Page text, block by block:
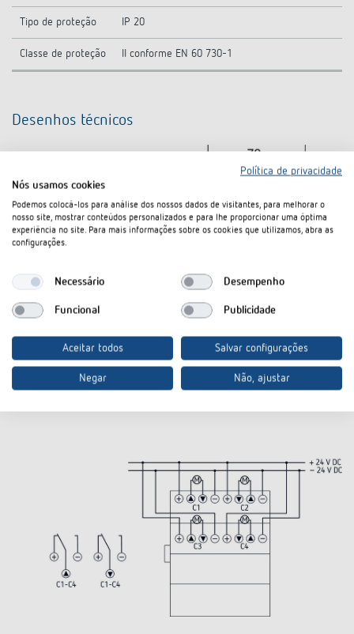
Tipo de proteção IP 20
Classe de proteção II conforme EN 60 730-1
Desenhos técnicos
Política de privacidade
Nós usamos cookies
Podemos colocá-los para análise dos nossos dados de visitantes, para melhorar o
nosso site, mostrar conteúdos personalizados e para lhe proporcionar uma óptima
experiência no site. Para mais informações sobre os cookies que utilizamos, abra as
configurações.
Necessário Desempenho
Funcional Publicidade
Aceitar todos Salvar configurações
Negar Não, ajustar